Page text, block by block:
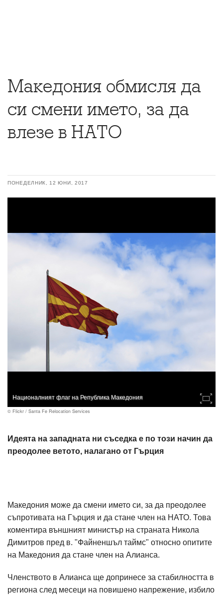
Македония обмисля да
си смени името, за да
влезе в НАТО
ПОНЕДЕЛНИК, 12 ЮНИ, 2017
Националният флаг на Република Македония
© Flickr / Santa Fe Relocation Services
Идеята на западната ни съседка е по този начин да
преодолее ветото, налагано от Гърция
Македония може да смени името си, за да преодолее
съпротивата на Гърция и да стане член на НАТО. Това
коментира външният министър на страната Никола
Димитров пред в. "Файненшъл таймс" относно опитите
на Македония да стане член на Алианса.
Членството в Алианса ще допринесе за стабилността в
региона след месеци на повишено напрежение, избило